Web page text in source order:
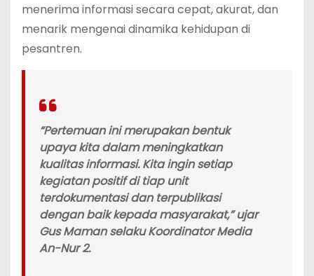
menerima informasi secara cepat, akurat, dan
menarik mengenai dinamika kehidupan di
pesantren.
“Pertemuan ini merupakan bentuk
upaya kita dalam meningkatkan
kualitas informasi. Kita ingin setiap
kegiatan positif di tiap unit
terdokumentasi dan terpublikasi
dengan baik kepada masyarakat,” ujar
Gus Mamanselaku Koordinator Media
An-Nur 2.